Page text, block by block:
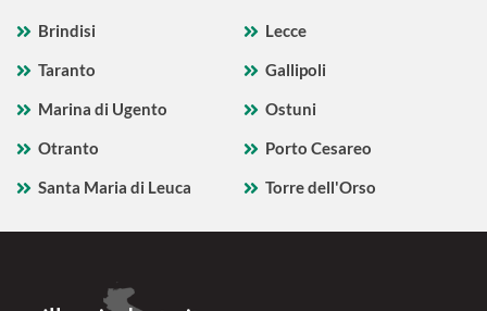
Brindisi
Lecce
Taranto
Gallipoli
Marina di Ugento
Ostuni
Otranto
Porto Cesareo
Santa Maria di Leuca
Torre dell'Orso